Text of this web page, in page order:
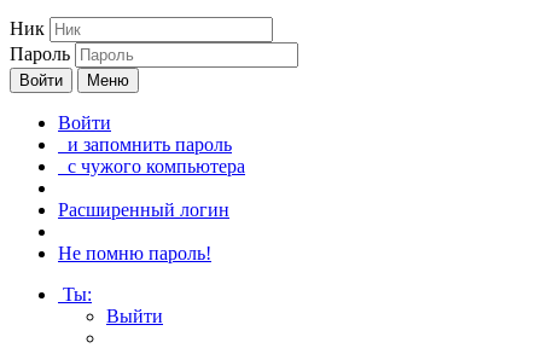
Ник
Пароль
Войти Меню
Войти
и запомнить пароль
с чужого компьютера
Расширенный логин
Не помню пароль!
Ты:
Выйти